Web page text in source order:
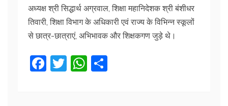
अध्यक्ष श्री सिद्धार्थ अग्रवाल, शिक्षा महानिदेशक श्री बंशीधर
तिवारी, शिक्षा विभाग के अधिकारी एवं राज्य के विभिन्न स्कूलों
से छात्र-छात्राएं, अभिभावक और शिक्षकगण जुड़े थे।
F
T
W